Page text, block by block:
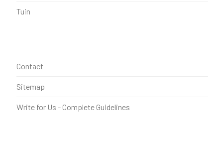
Tuin
Contact
Sitemap
Write for Us - Complete Guidelines